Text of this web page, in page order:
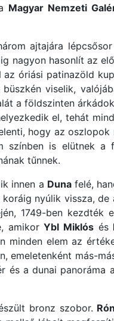
Magyar Nemzeti
ajtajára
nagyon hasonlít az
óriási patinazöld
viselik,
a földszinten
el, tehát
hogy az oszlopok
színben is elütnek a
tűnnek.
innen a Dunafelé,
nyúlik vissza, de
1749-ben kezdték
amikorYbl Miklós és
minden elem az
emeletenként más-
a dunai panoráma
bronz szobor.